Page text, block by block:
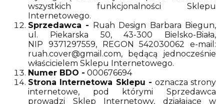
wszystkich funkcjonalności Sklepu
Internetowego.
Sprzedawca - Ruah Design Barbara Biegun,
ul. Piekarska 50, 43-300 Bielsko-Biała,
NIP 9371297559, REGON 542030062 e-mail:
ruah.cover@gmail.com, będącą jednocześnie
właścicielem Sklepu Internetowego.
Numer BDO - 000676694
Strona Internetowa Sklepu - oznacza strony
internetowe, pod którymi Sprzedawca
prowadzi Sklep Internetowy, działające w